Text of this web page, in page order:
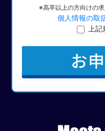
※高卒以上の方向けの
個人情報の取
上